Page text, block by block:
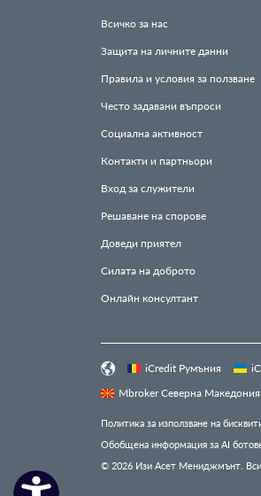
Всичко за нас
Защита на личните данни
Правила и условия за ползване
Често задавани въпроси
Социална активност
Контакти и партньори
Вход за служители
Решаване на спорове
Доведи приятел
Силата на доброто
Онлайн консултант
iCredit Румъния
Mbroker Северна Македония
Политика за използване на
Обобщена информация за AI
© 2026 Изи Асет Мениджмънт.